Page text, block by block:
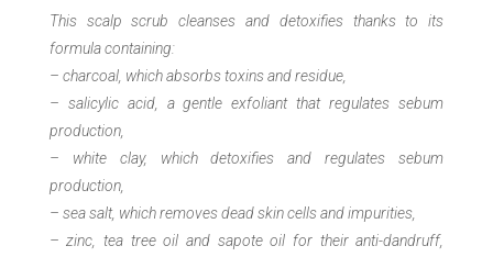
This scalp scrub cleanses and detoxifies thanks to its
formula containing:
– charcoal, which absorbs toxins and residue,
– salicylic acid, a gentle exfoliant that regulates sebum
production,
– white clay, which detoxifies and regulates sebum
production,
– sea salt, which removes dead skin cells and impurities,
– zinc, tea tree oil and sapote oil for their anti-dandruff,